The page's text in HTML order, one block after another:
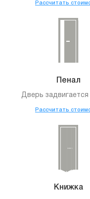
Рассчитать
Пенал
Дверь задвигается
Рассчитать
Книжка